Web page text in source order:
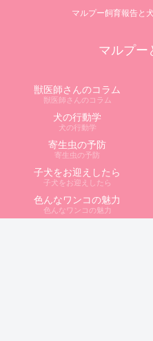
マルプー飼育報告と
マルプー
獣医師さんのコラム
獣医師さんのコラム
犬の行動学
犬の行動学
寄生虫の予防
寄生虫の予防
子犬をお迎えしたら
子犬をお迎えしたら
色んなワンコの魅力
色んなワンコの魅力